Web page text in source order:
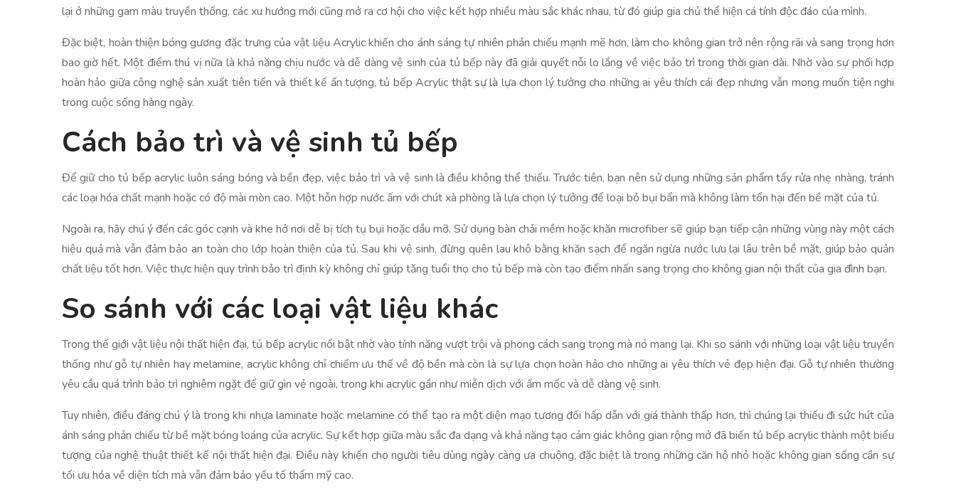
lại ở những gam màu truyền thống, các xu hướng mới cũng mở ra cơ hội cho việc kết hợp nhiều màu sắc khác nhau, từ đó giúp gia chủ thể hiện cá tính độc đáo của mình.
Đặc biệt, hoàn thiện bóng gương đặc trưng của vật liệu Acrylic khiến cho ánh sáng tự nhiên phản chiếu mạnh mẽ hơn, làm cho không gian trở nên rộng rãi và sang trọng hơn
bao giờ hết. Một điểm thú vị nữa là khả năng chịu nước và dễ dàng vệ sinh của tủ bếp này đã giải quyết nỗi lo lắng về việc bảo trì trong thời gian dài. Nhờ vào sự phối hợp
hoàn hảo giữa công nghệ sản xuất tiên tiến và thiết kế ấn tượng, tủ bếp Acrylic thật sự là lựa chọn lý tưởng cho những ai yêu thích cái đẹp nhưng vẫn mong muốn tiện nghi
trong cuộc sống hàng ngày.
Cách bảo trì và vệ sinh tủ bếp
Để giữ cho tủ bếp acrylic luôn sáng bóng và bền đẹp, việc bảo trì và vệ sinh là điều không thể thiếu. Trước tiên, bạn nên sử dụng những sản phẩm tẩy rửa nhẹ nhàng, tránh
các loại hóa chất mạnh hoặc có độ mài mòn cao. Một hỗn hợp nước ấm với chút xà phòng là lựa chọn lý tưởng để loại bỏ bụi bẩn mà không làm tổn hại đến bề mặt của tủ.
Ngoài ra, hãy chú ý đến các góc cạnh và khe hở nơi dễ bị tích tụ bụi hoặc dầu mỡ. Sử dụng bàn chải mềm hoặc khăn microfiber sẽ giúp bạn tiếp cận những vùng này một cách
hiệu quả mà vẫn đảm bảo an toàn cho lớp hoàn thiện của tủ. Sau khi vệ sinh, đừng quên lau khô bằng khăn sạch để ngăn ngừa nước lưu lại lâu trên bề mặt, giúp bảo quản
chất liệu tốt hơn. Việc thực hiện quy trình bảo trì định kỳ không chỉ giúp tăng tuổi thọ cho tủ bếp mà còn tạo điểm nhấn sang trọng cho không gian nội thất của gia đình bạn.
So sánh với các loại vật liệu khác
Trong thế giới vật liệu nội thất hiện đại, tủ bếp acrylic nổi bật nhờ vào tính năng vượt trội và phong cách sang trọng mà nó mang lại. Khi so sánh với những loại vật liệu truyền
thống như gỗ tự nhiên hay melamine, acrylic không chỉ chiếm ưu thế về độ bền mà còn là sự lựa chọn hoàn hảo cho những ai yêu thích vẻ đẹp hiện đại. Gỗ tự nhiên thường
yêu cầu quá trình bảo trì nghiêm ngặt để giữ gìn vẻ ngoài, trong khi acrylic gần như miễn dịch với ẩm mốc và dễ dàng vệ sinh.
Tuy nhiên, điều đáng chú ý là trong khi nhựa laminate hoặc melamine có thể tạo ra một diện mạo tương đối hấp dẫn với giá thành thấp hơn, thì chúng lại thiếu đi sức hút của
ánh sáng phản chiếu từ bề mặt bóng loáng của acrylic. Sự kết hợp giữa màu sắc đa dạng và khả năng tạo cảm giác không gian rộng mở đã biến tủ bếp acrylic thành một biểu
tượng của nghệ thuật thiết kế nội thất hiện đại. Điều này khiến cho người tiêu dùng ngày càng ưa chuộng, đặc biệt là trong những căn hộ nhỏ hoặc không gian sống cần sự
tối ưu hóa về diện tích mà vẫn đảm bảo yếu tố thẩm mỹ cao.